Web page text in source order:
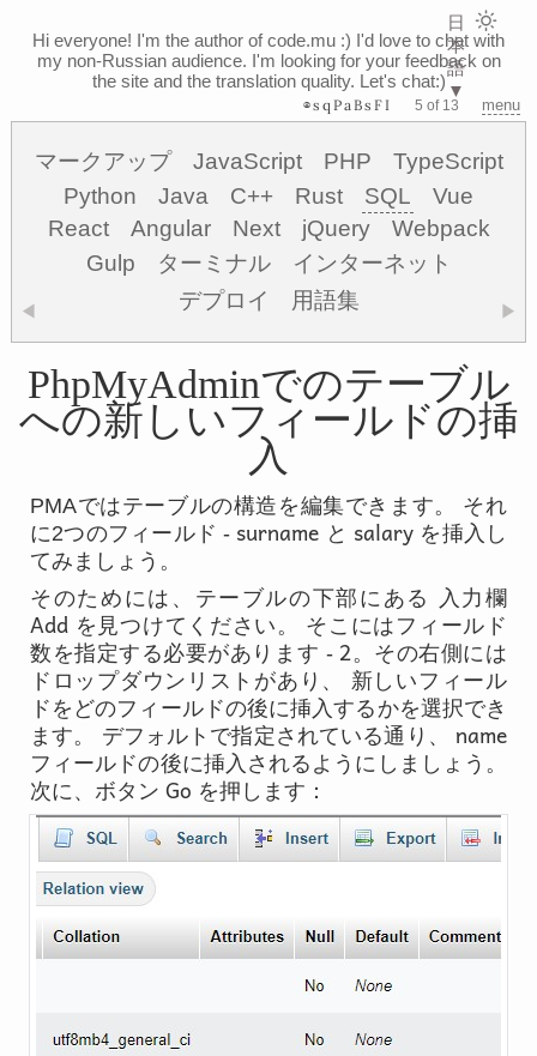
Hi everyone! I'm the author of code.mu :) I'd love to chat with
my non-Russian audience. I'm looking for your feedback on
the site and the translation quality. Let's chat:)
⊗sqPaBsFI 5 of 13 menu
マークアップ JavaScript PHP
TypeScript
Python
Java C++ Rust SQL
Vue
React
Angular Next jQuery
Webpack
Gulp
ターミナル
インターネット
デプロイ
用語集
◀ ▶
PhpMyAdminでのテーブル
への新しいフィールドの挿
入
PMAではテーブルの構造を編集できます。 それ
に2つのフィールド - surname と salary を挿入し
てみましょう。
そのためには、テーブルの下部にある 入力欄
Add を見つけてください。 そこにはフィールド
数を指定する必要があります - 2。その右側には
ドロップダウンリストがあり、 新しいフィール
ドをどのフィールドの後に挿入するかを選択でき
ます。 デフォルトで指定されている通り、 name
フィールドの後に挿入されるようにしましょう。
次に、ボタン Go を押します：
日
本
語
▼